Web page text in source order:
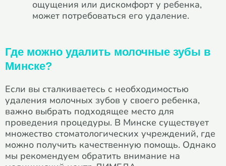
ощущения или дискомфорт у ребенка,
может потребоваться его удаление.
Где можно удалить молочные зубы в
Минске?
Если вы сталкиваетесь с необходимостью
удаления молочных зубов у своего ребенка,
важно выбрать подходящее место для
проведения процедуры. В Минске существует
множество стоматологических учреждений, где
можно получить качественную помощь. Однако
мы рекомендуем обратить внимание на